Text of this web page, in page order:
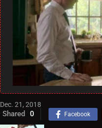
Dec. 21, 2018
Shared 0 Facebook